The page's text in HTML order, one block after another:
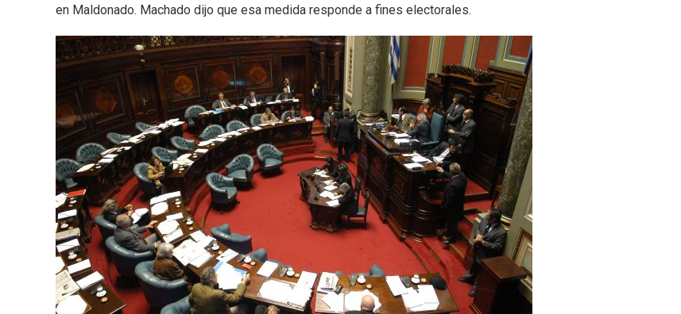
en Maldonado. Machado dijo que esa medida responde a fines electorales.